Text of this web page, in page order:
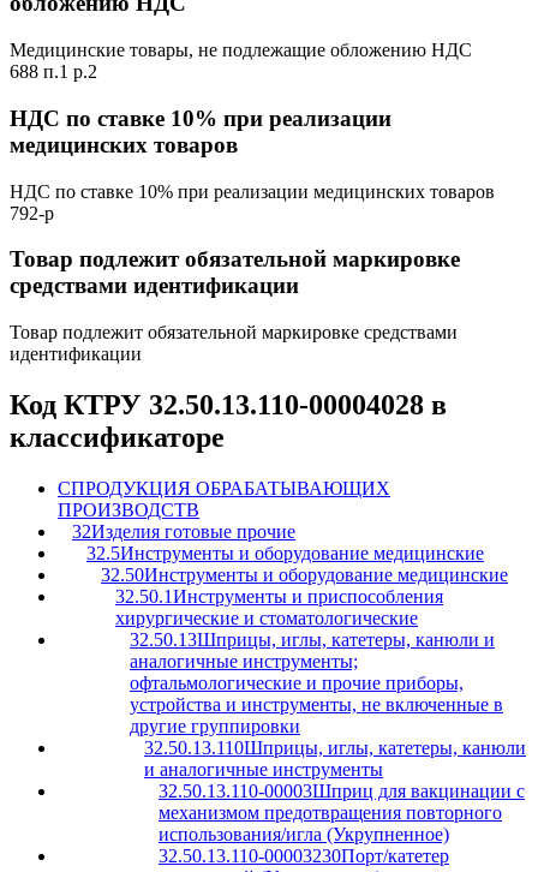
Медицинские товары, не подлежащие обложению НДС
688 п.1 р.2
НДС по ставке 10% при реализации
медицинских товаров
НДС по ставке 10% при реализации медицинских товаров
792-р
Товар подлежит обязательной маркировке
средствами идентификации
Товар подлежит обязательной маркировке средствами
идентификации
Код КТРУ 32.50.13.110-00004028 в
классификаторе
CПРОДУКЦИЯ ОБРАБАТЫВАЮЩИХ
ПРОИЗВОДСТВ
32Изделия готовые прочие
32.5Инструменты и оборудование медицинские
32.50Инструменты и оборудование медицинские
32.50.1Инструменты и приспособления
хирургические и стоматологические
32.50.13Шприцы, иглы, катетеры, канюли и
аналогичные инструменты;
офтальмологические и прочие приборы,
устройства и инструменты, не включенные в
другие группировки
32.50.13.110Шприцы, иглы, катетеры, канюли
и аналогичные инструменты
32.50.13.110-00003Шприц для вакцинации с
механизмом предотвращения повторного
использования/игла (Укрупненное)
32.50.13.110-00003230Порт/катетер